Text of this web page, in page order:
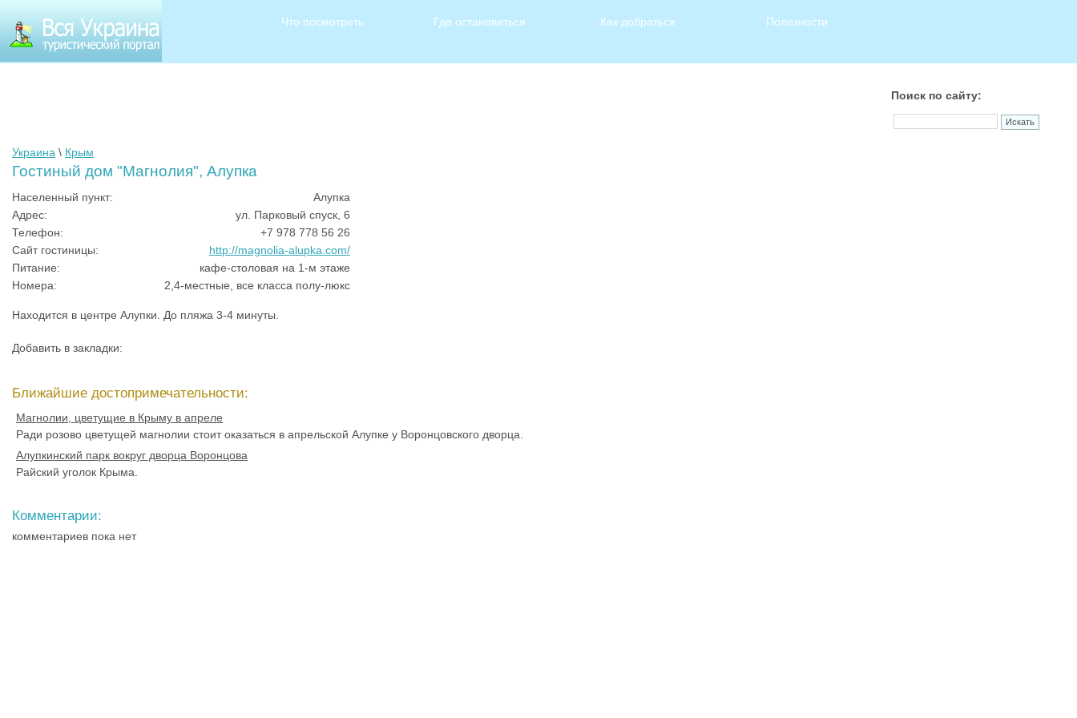
Что посмотреть Где остановиться Как добраться Полезности
Украина \ Крым
Гостиный дом "Магнолия", Алупка
Населенный пункт:
Алупка
Адрес:
ул. Парковый спуск, 6
Телефон:
+7 978 778 56 26
Сайт гостиницы:
http://magnolia-alupka.com/
Питание:
кафе-столовая на 1-м этаже
Номера:
2,4-местные, все класса полу-люкс
Находится в центре Алупки. До пляжа 3-4 минуты.
Добавить в закладки:
Ближайшие достопримечательности:
Магнолии, цветущие в Крыму в апреле
Ради розово цветущей магнолии стоит оказаться в апрельской Алупке у Воронцовского дворца.
Алупкинский парк вокруг дворца Воронцова
Райский уголок Крыма.
Комментарии:
комментариев пока нет
Поиск по сайту: